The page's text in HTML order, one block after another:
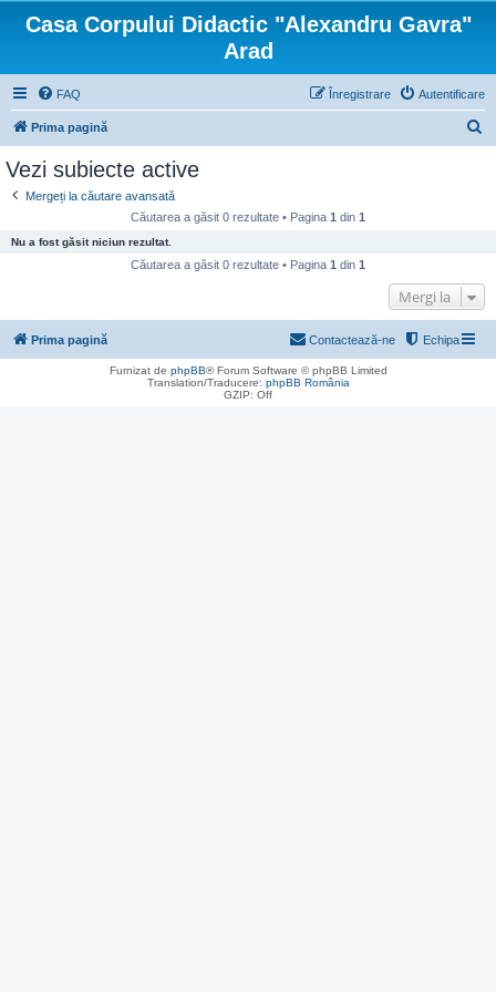
Casa Corpului Didactic "Alexandru Gavra"
Arad
FAQ Autentificare
Înregistrare
Prima pagină
e
Vezi subiecte active
Mergeți la căutare avansată
Căutarea a găsit 0 rezultate • Pagina 1 din 1
Nu a fost găsit niciun rezultat.
Căutarea a găsit 0 rezultate • Pagina 1 din 1
Mergi la
Prima pagină Echipa
Contactează-ne
Furnizat de phpBB® Forum Software © phpBB Limited
Translation/Traducere: phpBB România
GZIP: Off